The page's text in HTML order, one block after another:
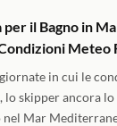
per il Bagno in
Meteo
in cui le
lo skipper ancora
nel Mar